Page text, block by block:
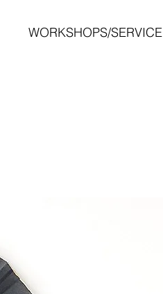
WORKSHOPS/SERVICE